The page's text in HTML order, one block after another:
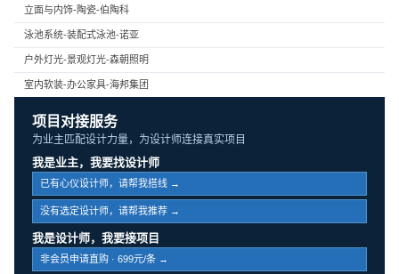
立面与内饰-陶瓷-伯陶科
泳池系统-装配式泳池-诺亚
户外灯光-景观灯光-森朝照明
室内软装-办公家具-海邦集团
项目对接服务
为业主匹配设计力量，为设计师连接真实项目
我是业主，我要找设计师
已有心仪设计师，请帮我搭线 →
没有选定设计师，请帮我推荐 →
我是设计师，我要接项目
非会员申请直购 · 699元/条 →